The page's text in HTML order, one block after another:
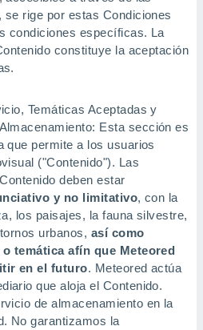
se rige por estas Condiciones
condiciones específicas. La
constituye la aceptación
Temáticas Aceptadas y
Esta sección es
que permite a los usuarios
("Contenido"). Las
deben estar
y no limitativo, con la
los paisajes, la fauna silvestre,
urbanos, así como
temática afín que Meteored
en el futuro. Meteored actúa
que aloja el Contenido.
de almacenamiento en la
No garantizamos la